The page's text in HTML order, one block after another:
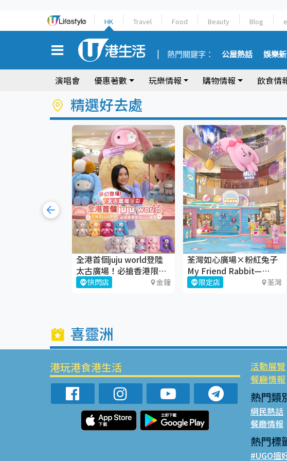
HK Travel Food Beauty Blog
熱門關鍵字： 公屋熱話 娛樂
演唱會 優惠著數 玩樂情報 購物情報 飲食情
精選好去處
全港首個juju world登陸
太古廣場！必搶香港限定
juju盲盒
快閃店 金鐘
荃灣如心廣場×粉紅兔子
My Friend Rabbit—
「『兔』-gather瘋玩夏
限定店 荃灣
喜靈洲
港玩港食港生活 活動展覽
餐廳情報
熱門類
網民熱話
餐廳情報
熱門標
#UGO搵